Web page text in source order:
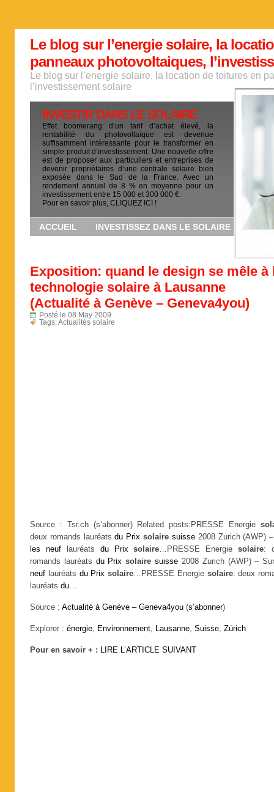
Le blog sur l’energie solaire, la
panneaux photovoltaiques,
Le blog sur l’energie solaire, la location de toitures en
l’investissement solaire
INVESTIR DANS LE SOLAIRE
Effet boomerang d’un tarif d’achat élevé, la
rentabilité du photovoltaïque est devenue
suffisamment intéressante pour le transformer en
simple produit d’investissement. Une nouvelle offre
est de proposer aux particuliers et entreprises de
devenir propriétaires d’une centrale solaire bien
exposée dans le Sud de la France. Avec un
rendement annuel de 8 % en moyenne pour un
investissement entre 15 000 et 300 000 €.
Pour en savoir plus, CLIQUEZ ICI !
ACCUEIL INVESTISSEZ DANS LE SOLAIRE
Exposition: quand le design se mêle à
technologie solaire à Lausanne
(Actualité à Genève – Geneva4you)
Posté le 08 May 2009
Tags:Actualités solaire
Source : Tsr.ch (s’abonner) Related posts:PRESSE Energie
deux romands lauréatsdu Prix solaire suisse2008 Zurich (AWP)
les
neuflauréats du Prix solaire…PRESSE Energiesolaire:
romands lauréats du Prix solaire suisse 2008 Zurich (AWP) –
neuf lauréats du Prix solaire…PRESSE Energie solaire: deux
lauréats du…
Source : Actualité à Genève – Geneva4you (s’abonner)
Explorer : énergie, Environnement, Lausanne, Suisse, Zürich
Pour en savoir + : LIRE L’ARTICLE SUIVANT